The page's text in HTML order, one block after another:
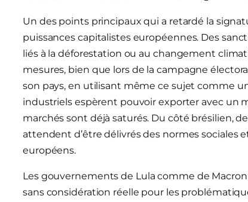
Un des points principaux qui a retardé la
puissances capitalistes européennes. Des
liés à la déforestation ou au changement
mesures, bien que lors de la campagne
son pays, en utilisant même ce sujet comme
industriels espèrent pouvoir exporter avec un
marchés sont déjà saturés. Du côté brésilien,
attendent d’être délivrés des normes
européens.
Les gouvernements de Lula comme de
sans considération réelle pour les